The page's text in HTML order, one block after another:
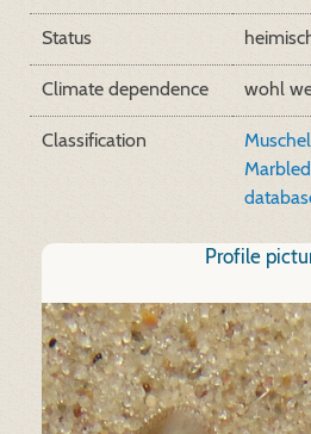
Status
Climate dependence wohl
Classification
Profile